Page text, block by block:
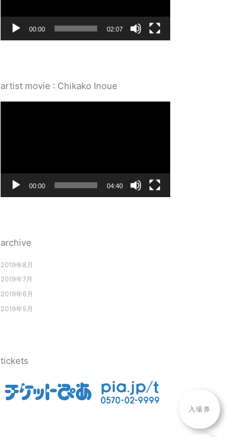
ヤ
00:00 02:07
artist movie : Chikako Inoue
ヤ
00:00 04:40
archive
2019年8月
2019年7月
2019年6月
2019年5月
tickets
入場券